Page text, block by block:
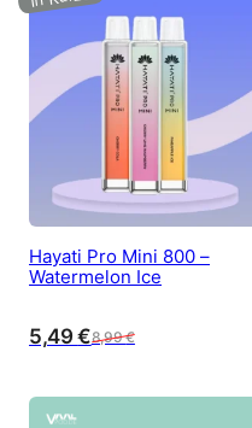
Hayati Pro Mini 800 –
Watermelon Ice
8,99€
5,49€